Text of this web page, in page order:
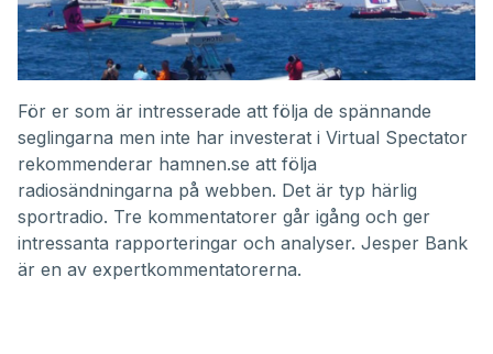
För er som är intresserade att följa de spännande
seglingarna men inte har investerat i Virtual Spectator
rekommenderar hamnen.se att följa
radiosändningarna på webben. Det är typ härlig
sportradio. Tre kommentatorer går igång och ger
intressanta rapporteringar och analyser. Jesper Bank
är en av expertkommentatorerna.